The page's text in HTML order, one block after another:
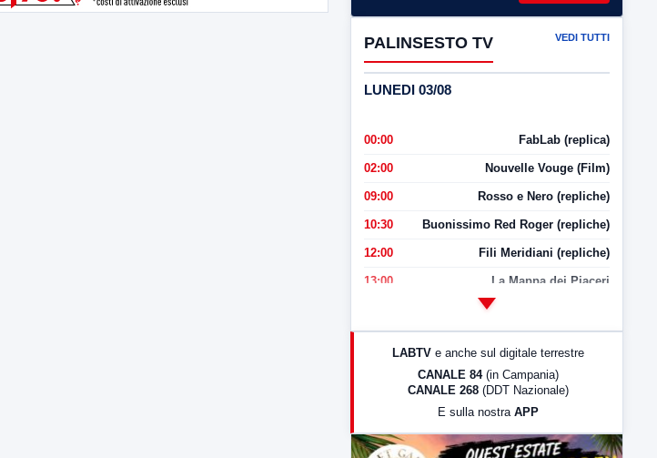
PALINSESTO TV VEDI TUTTI
LUNEDI 03/08
00:00 FabLab (replica)
02:00 Nouvelle Vouge (Film)
09:00 Rosso e Nero (repliche)
10:30 Buonissimo Red Roger (repliche)
12:00 Fili Meridiani (repliche)
13:00 La Mappa dei Piaceri
LabNews (Diretta)
23:00 LabNews (replica)
LABTV e anche sul digitale terrestre
CANALE 84 (in Campania)
CANALE 268 (DDT Nazionale)
E sulla nostra APP